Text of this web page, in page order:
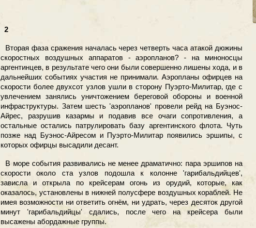
2
Вторая фаза сражения началась через четверть часа атакой дюжины
скоростных воздушных аппаратов - аэропланов? - на миноносцы
аргентинцев, в результате чего они были совершенно лишены хода, и в
дальнейших событиях участия не принимали. Аэропланы офирцев на
скорости более двухсот узлов ушли в сторону Пуэрто-Милитар, где с
увлечением занялись уничтожением береговой обороны и военной
инфраструктуры. Затем шесть 'аэропланов' провели рейд на Буэнос-
Айрес, разрушив казармы и подавив все очаги сопротивления, а
остальные остались патрулировать базу аргентинского флота. Чуть
позже над Буэнос-Айресом и Пуэрто-Милитар появились эршипы, с
которых офирцы высадили десант.
В море события развивались не менее драматично: пара эршипов на
скорости около ста узлов подошла к колонне 'гарибальдийцев',
зависла и открыла по крейсерам огонь из орудий, которые, как
оказалось, установлены в нижней полусфере воздушных кораблей. Не
имея возможности ни ответить огнём, ни удрать, через десяток другой
минут 'гарибальдийцы' сдались, после чего на крейсера были
высажены абордажные группы.